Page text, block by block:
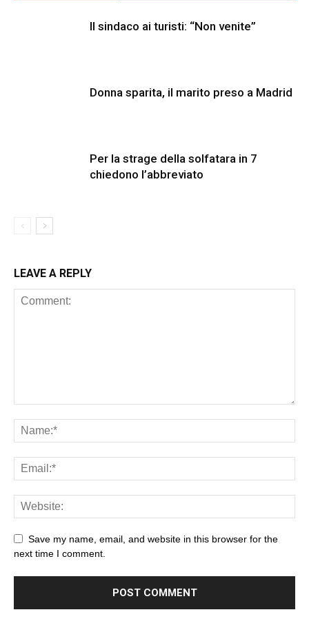
Il sindaco ai turisti: “Non venite”
Donna sparita, il marito preso a Madrid
Per la strage della solfatara in 7
chiedono l’abbreviato
LEAVE A REPLY
Save my name, email, and website in this browser for the
next time I comment.